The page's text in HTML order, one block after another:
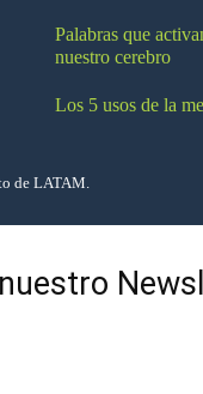
Palabras que
nuestro cerebro
Los 5 usos de la
de LATAM.